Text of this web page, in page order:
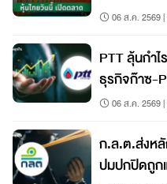
06 ส.ค. 2569
PTT ลุ้นกำไ
ธุรกิจก๊าซ-
06 ส.ค. 2569
ก.ล.ต.ส่งห
ปมปกปิดถู